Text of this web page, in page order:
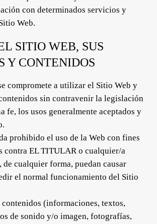
con determinados servicios y
Web.
SITIO WEB, SUS
Y CONTENIDOS
compromete a utilizar el Sitio Web y
sin contravenir la legislación
fe, los usos generalmente aceptados y
prohibido el uso de la Web con fines
contra EL TITULAR o cualquier/a
de cualquier forma, puedan causar
el normal funcionamiento del Sitio
contenidos (informaciones, textos,
de sonido y/o imagen, fotografías,